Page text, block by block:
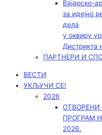
Вајарско-
за идејно
дела
у оквиру
Дистрикта
ПАРТНЕРИ И
ВЕСТИ
УКЉУЧИ СЕ!
2026
ПРОГРАМ
2026.